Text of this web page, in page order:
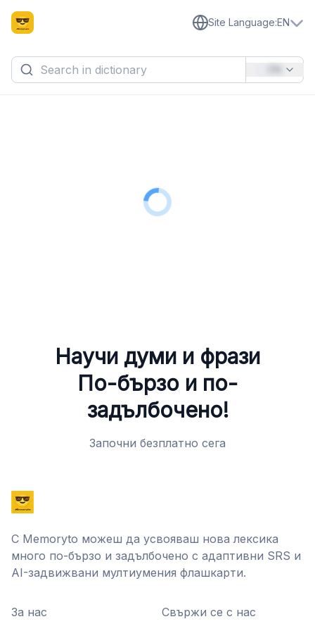
Site Language:EN
Научи думи и фрази
По-бързо и по-
задълбочено!
Започни безплатно сега
С Memoryto можеш да усвояваш нова лексика
много по-бързо и задълбочено с адаптивни SRS и
AI-задвижвани мултиумения флашкарти.
За нас
Свържи се с нас